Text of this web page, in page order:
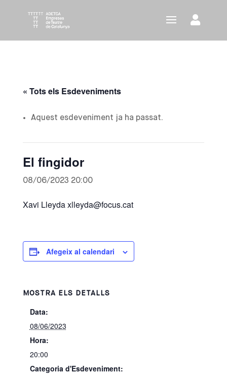
« Tots els Esdeveniments
Aquest esdeveniment ja ha passat.
El fingidor
08/06/2023 20:00
Xavi Lleyda xlleyda@focus.cat
Afegeix al calendari
MOSTRA ELS DETALLS
Data:
08/06/2023
Hora:
20:00
Categoria d'Esdeveniment: